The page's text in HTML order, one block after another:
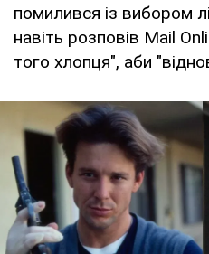
помилився із вибором
навіть розповів Mail
того хлопця", аби